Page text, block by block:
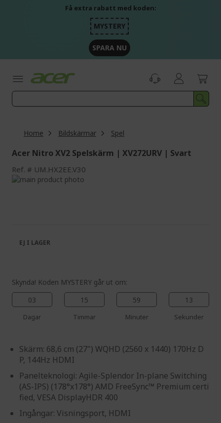
Få extra rabatt med koden:
MYSTERY
SPARA NU
Home Bildskärmar Spel
Acer Nitro XV2 Spelskärm | XV272URV | Svart
Ref. UM.HX2EE.V30
Skip
images
gallery
the
images
Skynda! Koden MYSTERY går ut om:
03
Dagar
15
Timmar
59
Minuter
13
Sekunder
Skärm: 68,6 cm (27") WQHD (2560 x 1440) 170Hz D
P, 144Hz HDMI
Panelteknologi: Agile-Splendor In-plane Switching
(AS-IPS) (178°x178°) AMD FreeSync™ Premium certi
fied, VESA DisplayHDR 400
Ingångar: Visningsport, HDMI
EJ I LAGER